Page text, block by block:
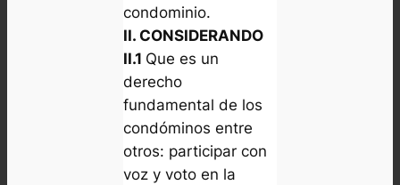
condominio.
II. CONSIDERANDO
II.1 Que es un
derecho
fundamental de los
condóminos entre
otros: participar con
voz y voto en la